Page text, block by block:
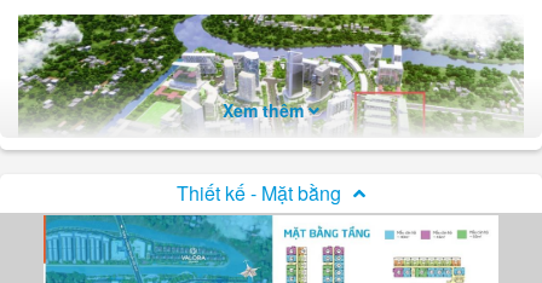
Xem thêm
Thiết kế - Mặt bằng